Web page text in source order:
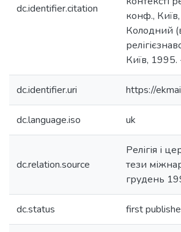
dc.identifier.citation
конф.,
Колодний
Київ,
dc.identifier.uri https://
dc.language.iso uk
dc.relation.source
Релігія і
тези
грудень
dc.status first